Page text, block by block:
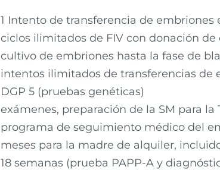
1 Intento de transferencia de
ciclos ilimitados de FIV con donación
cultivo de embriones hasta la fase de
intentos ilimitados de transferencias de
DGP 5 (pruebas genéticas)
exámenes, preparación de la SM para
programa de seguimiento médico del
meses para la madre de alquiler,
18 semanas (prueba PAPP-A y